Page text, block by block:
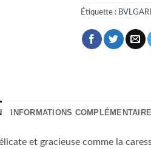
Étiquette : BVLGARI
INFORMATIONS
et gracieuse comme la